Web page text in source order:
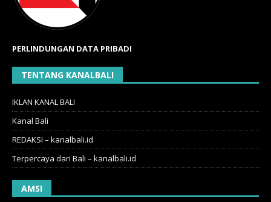
PERLINDUNGAN DATA PRIBADI
TENTANG KANALBALI
IKLAN KANAL BALI
Kanal Bali
REDAKSI – kanalbali.id
Terpercaya dari Bali – kanalbali.id
AMSI